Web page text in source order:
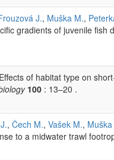
J., Muška M.,
gradients of juvenile
of habitat type on
100 : 13–20 .
, Čech M., Vašek M.,
to a midwater trawl